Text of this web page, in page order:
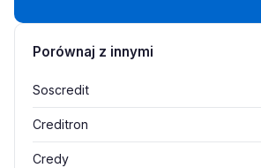
Porównaj z innymi
Soscredit
Creditron
Credy